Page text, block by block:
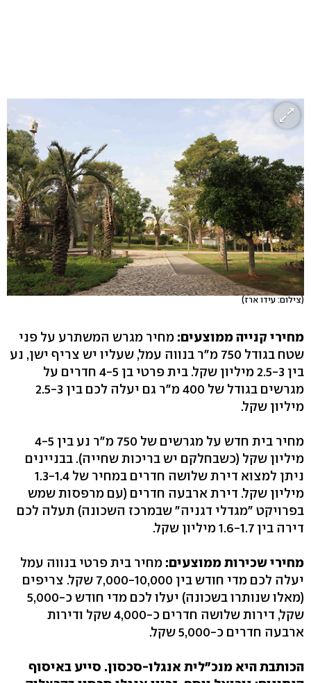
(צילום: עידו ארז)
מחירי קנייה ממוצעים: מחיר מגרש המשתרע על פני
שטח בגודל 750 מ"ר בנווה עמל, שעליו יש צריף ישן, נע
בין 2.5-3 מיליון שקל. בית פרטי בן 4-5 חדרים על
מגרשים בגודל של 400 מ"ר גם יעלה לכם בין 2.5-3
מיליון שקל.
מחיר בית חדש על מגרשים של 750 מ"ר נע בין 4-5
מיליון שקל (כשבחלקם יש בריכות שחייה). בבניינים
ניתן למצוא דירת שלושה חדרים במחיר של 1.3-1.4
מיליון שקל. דירת ארבעה חדרים (עם מרפסות שמש
בפרויקט "מגדלי דגניה" שבמרכז השכונה) תעלה לכם
דירה בין 1.6-1.7 מיליון שקל.
מחירי שכירות ממוצעים: מחיר בית פרטי בנווה עמל
יעלה לכם מדי חודש בין 7,000-10,000 שקל. צריפים
(מאלו שנותרו בשכונה) יעלו לכם מדי חודש כ-5,000
שקל, דירות שלושה חדרים כ-4,000 שקל ודירות
ארבעה חדרים כ-5,000 שקל.
הכותבת היא מנכ"לית אנגלו-סכסון. סייע באיסוף